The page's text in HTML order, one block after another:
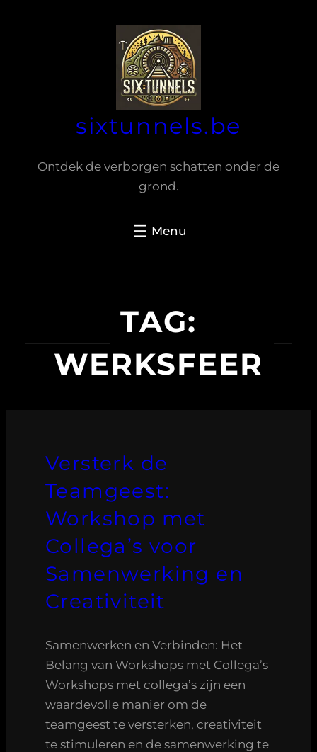
sixtunnels.be
Ontdek de verborgen schatten onder de
grond.
TAG:
WERKSFEER
Versterk de
Teamgeest:
Workshop met
Collega’s voor
Samenwerking en
Creativiteit
Samenwerken en Verbinden: Het
Belang van Workshops met Collega’s
Workshops met collega’s zijn een
waardevolle manier om de
teamgeest te versterken, creativiteit
te stimuleren en de samenwerking te